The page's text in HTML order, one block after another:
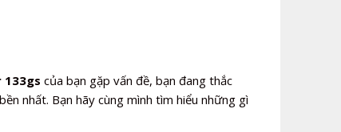
133gs của bạn gặp vấn đề, bạn đang thắc
nhất. Bạn hãy cùng mình tìm hiểu những gì